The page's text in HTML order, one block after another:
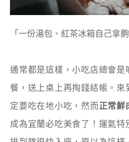
「一份湯包、紅茶冰箱自己拿齁
通常都是這樣，小吃店總會是
餐，送上桌上再掏錢結帳。來
定要吃在地小吃，然而正常鮮
成為宜蘭必吃美食了！運氣特